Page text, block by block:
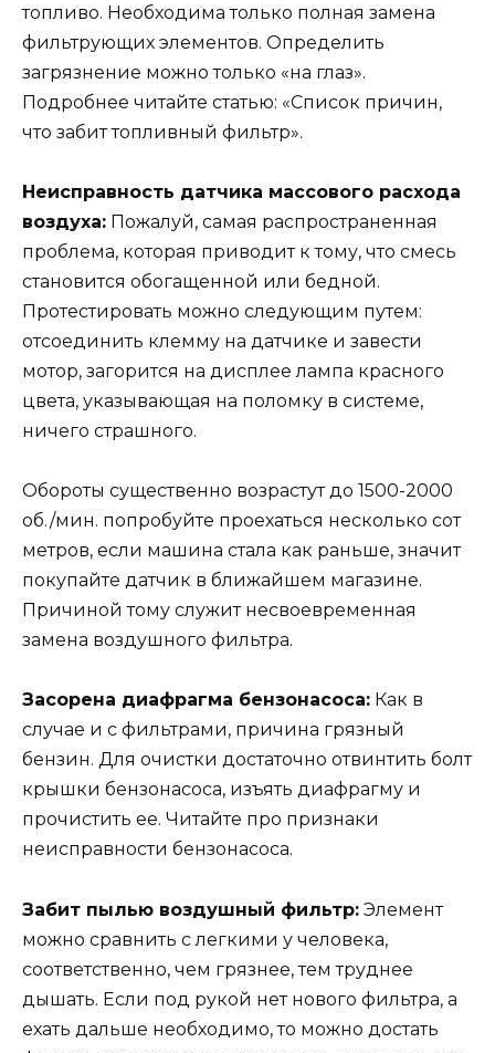
топливо. Необходима только полная замена
фильтрующих элементов. Определить
загрязнение можно только «на глаз».
Подробнее читайте статью: «Список причин,
что забит топливный фильтр».
Неисправность датчика массового расхода
воздуха: Пожалуй, самая распространенная
проблема, которая приводит к тому, что смесь
становится обогащенной или бедной.
Протестировать можно следующим путем:
отсоединить клемму на датчике и завести
мотор, загорится на дисплее лампа красного
цвета, указывающая на поломку в системе,
ничего страшного.
Обороты существенно возрастут до 1500-2000
об./мин. попробуйте проехаться несколько сот
метров, если машина стала как раньше, значит
покупайте датчик в ближайшем магазине.
Причиной тому служит несвоевременная
замена воздушного фильтра.
Засорена диафрагма бензонасоса: Как в
случае и с фильтрами, причина грязный
бензин. Для очистки достаточно отвинтить болт
крышки бензонасоса, изъять диафрагму и
прочистить ее. Читайте про признаки
неисправности бензонасоса.
Забит пылью воздушный фильтр: Элемент
можно сравнить с легкими у человека,
соответственно, чем грязнее, тем труднее
дышать. Если под рукой нет нового фильтра, а
ехать дальше необходимо, то можно достать